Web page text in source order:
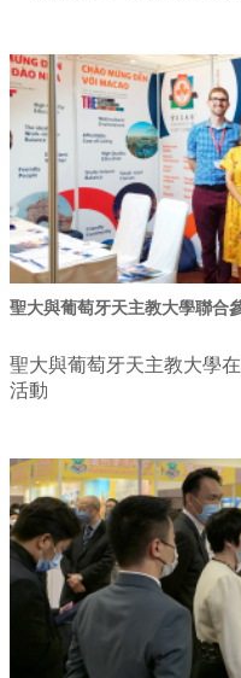
聖大與葡萄牙天主教大學聯合
聖大與葡萄牙天主教大學
活動